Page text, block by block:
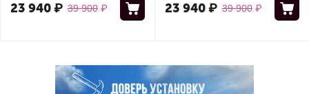
39 900 ₽
23 940₽ 39 900 ₽
23 940₽